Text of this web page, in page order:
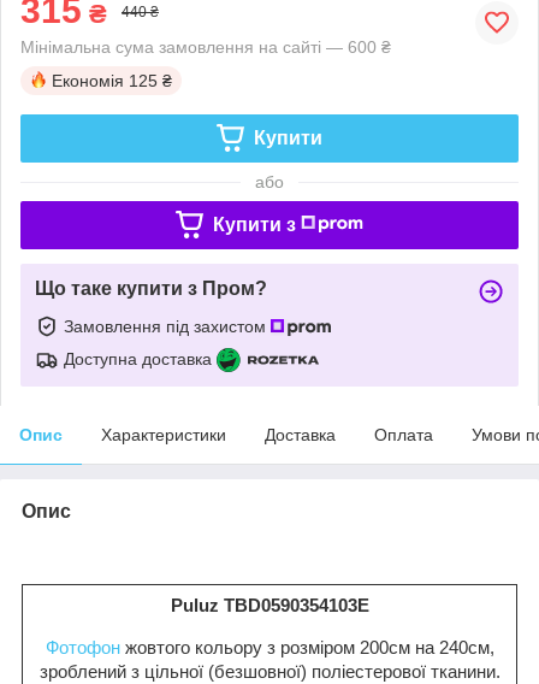
315 ₴ 440 ₴
Мінімальна сума замовлення на сайті — 600 ₴
Економія 125 ₴
Купити
або
Купити з
Що таке купити з Пром?
Замовлення під захистом
Доступна доставка
Опис Характеристики Доставка Оплата Умови
Опис
Puluz TBD0590354103E
Фотофонжовтого кольору з розміром 200см на 240см,
зроблений з цільної (безшовної) поліестерової тканини.